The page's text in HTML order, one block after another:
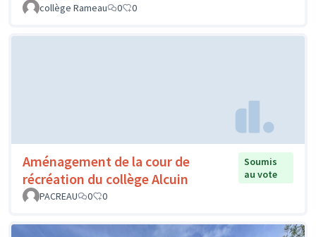
collège Rameau
0 0
Aménagement de la cour de
récréation du collège Alcuin
Soumis
au vote
PACREAU
0 0